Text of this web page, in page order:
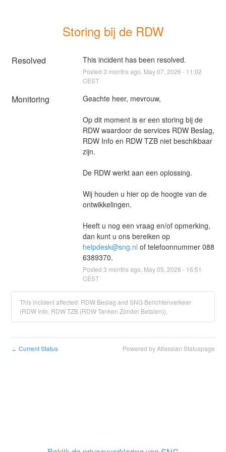
Storing bij de RDW
Resolved This incident has been resolved.
Posted 3 months ago. May07 2026 - 11:02
CEST
Monitoring Geachte heer, mevrouw,
Op dit moment is er een storing bij de
RDW waardoor de services RDW Beslag,
RDW Info en RDW TZB niet beschikbaar
zijn.
De RDW werkt aan een oplossing.
Wij houden u hier op de hoogte van de
ontwikkelingen.
Heeft u nog een vraag en/of opmerking,
dan kunt u ons bereiken op
helpdesk@sng.nl of telefoonnummer 088
6389370.
Posted 3 months ago. May05 2026 - 16:51
CEST
This incident affected: RDW Beslag and SNG Berichtenverkeer
(RDW Info, RDW TZB (RDW Tanken Zonder Betalen)).
← Current Status Powered by Atlassian Statuspage